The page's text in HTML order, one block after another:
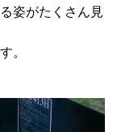
姿がたくさん見
。